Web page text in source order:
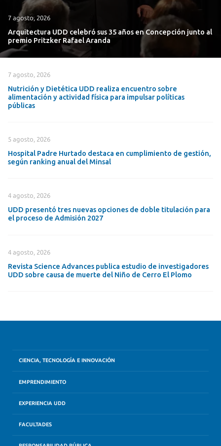
7 agosto, 2026
Arquitectura UDD celebró sus 35 años en Concepción junto al
premio Pritzker Rafael Aranda
7 agosto, 2026
Nutrición y Dietética UDD realiza encuentro sobre
alimentación y actividad física para impulsar políticas
públicas
5 agosto, 2026
Hospital Padre Hurtado destaca en cumplimiento de gestión,
según ranking anual del Minsal
4 agosto, 2026
UDD presentó tres nuevas opciones de doble titulación para
el proceso de Admisión 2027
4 agosto, 2026
Revista Science Advances publica estudio de investigadores
UDD sobre causa de muerte del Niño de Cerro El Plomo
CIENCIA, TECNOLOGÍA E INNOVACIÓN
EMPRENDIMIENTO
EXPERIENCIA UDD
FACULTADES